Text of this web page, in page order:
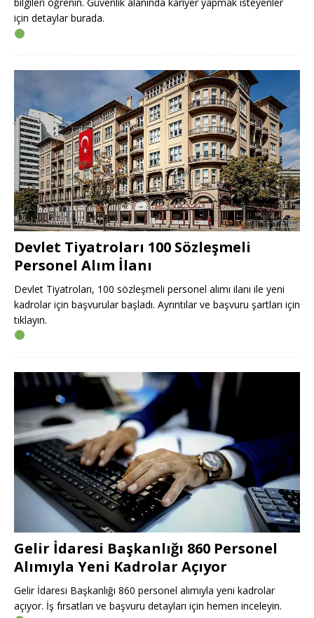
bilgileri öğrenin. Güvenlik alanında kariyer yapmak isteyenler
için detaylar burada.
Devlet Tiyatroları 100 Sözleşmeli
Personel Alım İlanı
Devlet Tiyatroları, 100 sözleşmeli personel alımı ilanı ile yeni
kadrolar için başvurular başladı. Ayrıntılar ve başvuru şartları için
tıklayın.
Gelir İdaresi Başkanlığı 860 Personel
Alımıyla Yeni Kadrolar Açıyor
Gelir İdaresi Başkanlığı 860 personel alımıyla yeni kadrolar
açıyor. İş fırsatları ve başvuru detayları için hemen inceleyin.